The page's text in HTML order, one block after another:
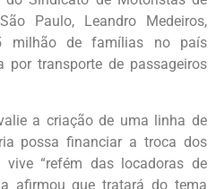
Paulo, Leandro Medeiros,
milhão de famílias no país
por transporte de passageiros
a criação de uma linha de
possa financiar a troca dos
vive “refém das locadoras de
afirmou que tratará do tema